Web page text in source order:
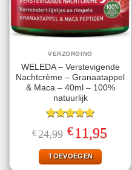
VERZORGING
WELEDA – Verstevigende
Nachtcrème – Granaatappel
& Maca – 40ml – 100%
natuurlijk
Gewaardeerd
5.00uit 5
€24,99 Oorspronkelijke
prijs
was:
€24,99.
€11,95prijs
TOEVOEGEN